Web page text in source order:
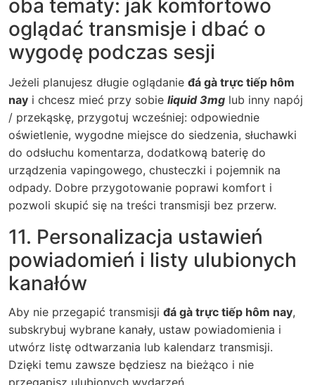
oba tematy: jak komfortowo
oglądać transmisje i dbać o
wygodę podczas sesji
Jeżeli planujesz długie oglądanie đá gà trực tiếp hôm
nay i chcesz mieć przy sobie liquid 3mg lub inny napój
/ przekąskę, przygotuj wcześniej: odpowiednie
oświetlenie, wygodne miejsce do siedzenia, słuchawki
do odsłuchu komentarza, dodatkową baterię do
urządzenia vapingowego, chusteczki i pojemnik na
odpady. Dobre przygotowanie poprawi komfort i
pozwoli skupić się na treści transmisji bez przerw.
11. Personalizacja ustawień
powiadomień i listy ulubionych
kanałów
Aby nie przegapić transmisji đá gà trực tiếp hôm nay,
subskrybuj wybrane kanały, ustaw powiadomienia i
utwórz listę odtwarzania lub kalendarz transmisji.
Dzięki temu zawsze będziesz na bieżąco i nie
przegapisz ulubionych wydarzeń.